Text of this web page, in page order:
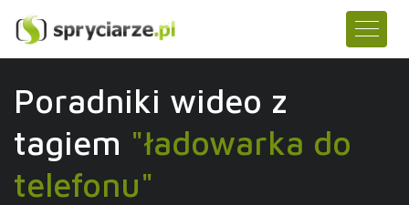
Poradniki wideo z
tagiem "ładowarka do
telefonu"